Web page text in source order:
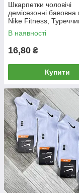
Шкарпетки чоловічі
демісезонні бавовна
Nike Fitness,
розмір 41-45, асорті,
В наявності
16,80 ₴
Купити